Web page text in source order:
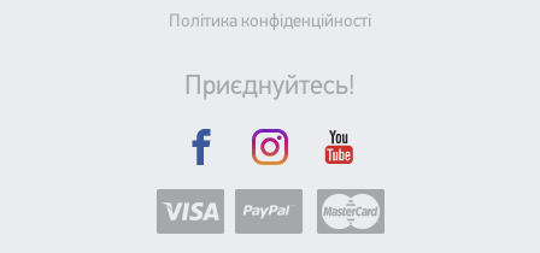
Політика конфіденційності
Приєднуйтесь!